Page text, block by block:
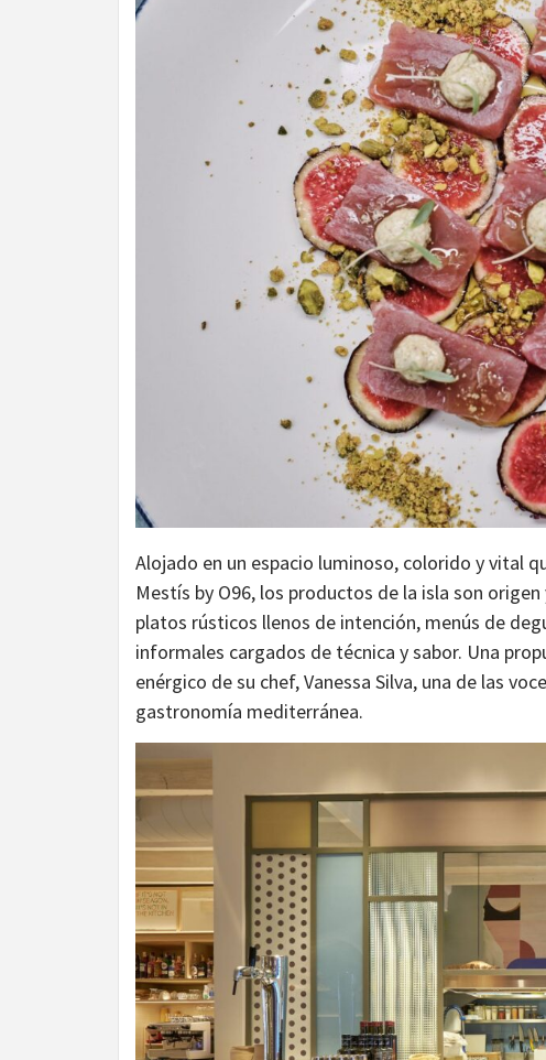
Alojado en un espacio luminoso, colorido y vital
Mestís by O96, los productos de la isla son
platos rústicos llenos de intención, menús de
informales cargados de técnica y sabor. Una
enérgico de su chef, Vanessa Silva, una de las
gastronomía mediterránea.